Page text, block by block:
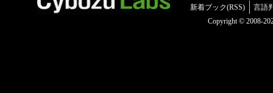
新着ブック(RSS)
言語
Copyright © 2008-